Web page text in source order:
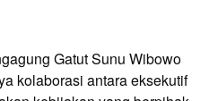
Gatut Sunu Wibowo
kolaborasi antara eksekutif